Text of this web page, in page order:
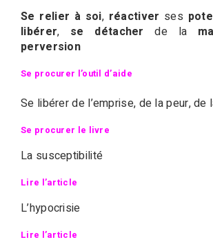
Se relier à soi, réactiver ses
libérer, se détacher de la
perversion
Se procurer l’outil d’aide
Se libérer de l’emprise, de la peur, de
Se procurer le livre
La susceptibilité
Lire l’article
L’hypocrisie
Lire l’article